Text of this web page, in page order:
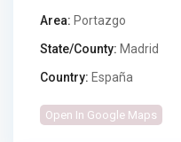
Area: Portazgo
State/County: Madrid
Country: España
Open In Google Maps